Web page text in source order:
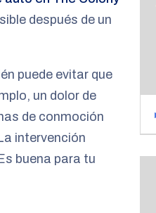
después de un
puede evitar que
un dolor de
de conmoción
intervención
buena para tu